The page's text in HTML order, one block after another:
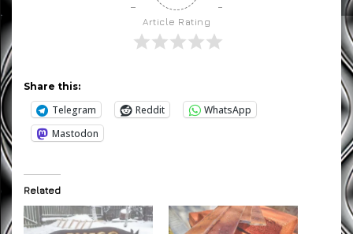
Article Rating
Share this:
Telegram Reddit
WhatsApp
Mastodon
Related